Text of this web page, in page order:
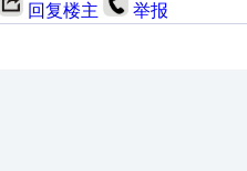
回复楼主 举报